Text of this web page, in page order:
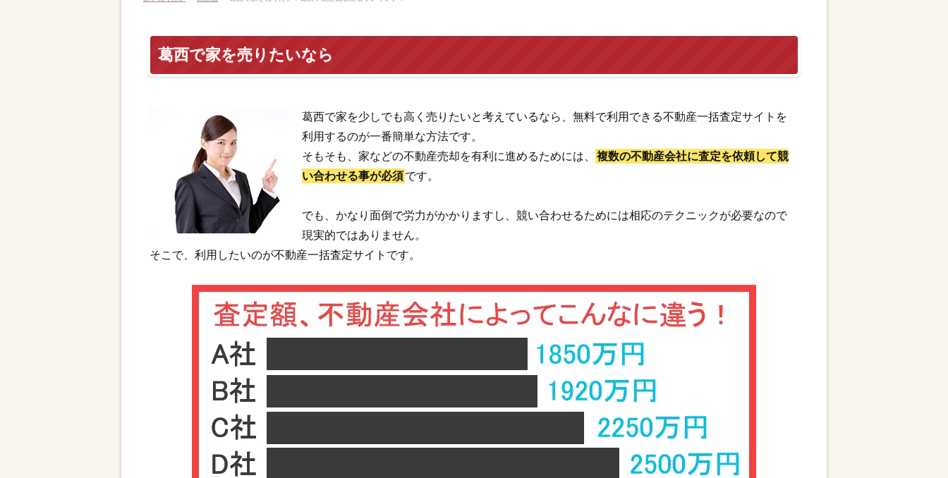
葛西で家を売りたいなら
葛西で家を少しでも高く売りたいと考えているなら、無料で利用できる不動産一括査定サイトを
利用するのが一番簡単な方法です。
そもそも、家などの不動産売却を有利に進めるためには、
複数の不動産会社に査定を依頼して競
い合わせる事が必須です。
でも、かなり面倒で労力がかかりますし、競い合わせるためには相応のテクニックが必要なので
現実的ではありません。
そこで、利用したいのが不動産一括査定サイトです。